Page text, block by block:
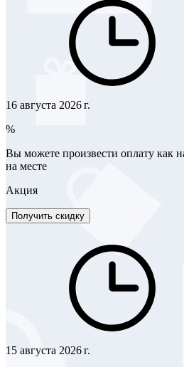
16 августа 2026 г.
%
Вы можете произвести оплату как
на месте
Акция
Получить скидку
15 августа 2026 г.